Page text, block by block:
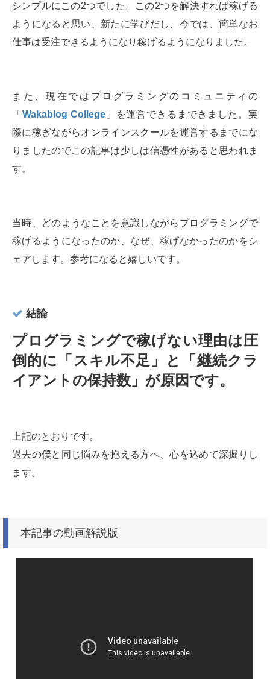
シンプルにこの2つでした。この2つを解決すれば稼げる
ようになると思い、新たに学びだし、今では、簡単なお
仕事は受注できるようになり稼げるようになりました。
また、現在ではプログラミングのコミュニティの
「 Wakablog College」を運営できるまできました。実
際に稼ぎながらオンラインスクールを運営するまでにな
りましたのでこの記事は少しは信憑性があると思われま
す。
当時、どのようなことを意識しながらプログラミングで
稼げるようになったのか、なぜ、稼げなかったのかをシ
ェアします。参考になると嬉しいです。
結論
プログラミングで稼げない理由は圧
倒的に「スキル不足」と「継続クラ
イアントの保持数」が原因です。
上記のとおりです。
過去の僕と同じ悩みを抱える方へ、心を込めて深掘りし
ます。
本記事の動画解説版